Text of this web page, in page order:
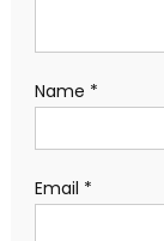
Name *
Email *